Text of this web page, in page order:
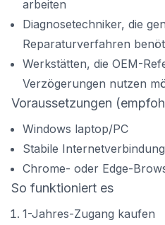
arbeiten
Diagnosetechniker, die
Reparaturverfahren
Werkstätten, die OEM-
Verzögerungen nutzen
Voraussetzungen
Windows laptop/PC
Stabile Internetverbindung
Chrome- oder Edge-
So funktioniert es
1-Jahres-Zugang kaufen